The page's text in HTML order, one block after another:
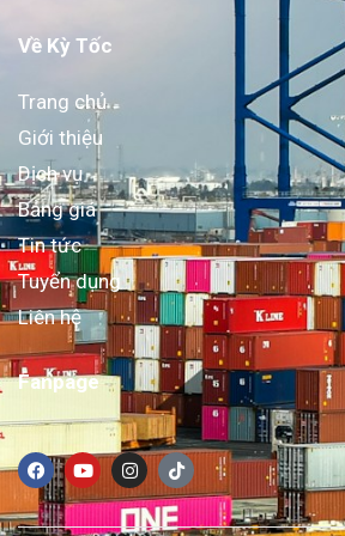
Về Kỳ Tốc
Trang chủ
Giới thiệu
Dịch vụ
Bảng giá
Tin tức
Tuyển dụng
Liên hệ
Fanpage